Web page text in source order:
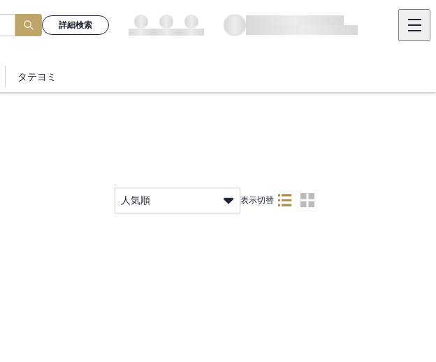
詳細検索
タテヨミ
人気順 表示切替